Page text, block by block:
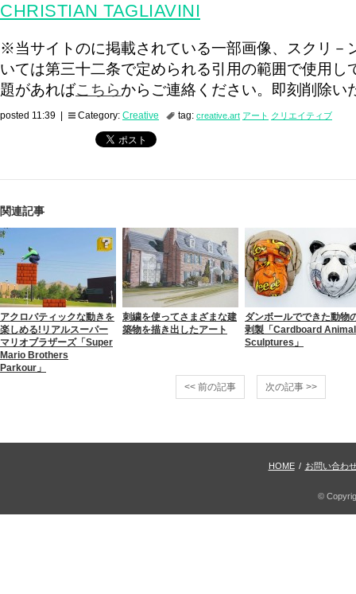
CHRISTIAN TAGLIAVINI
※当サイトのに掲載されている一部画像、スクリ－
いては第三十二条で定められる引用の範囲で使用し
題があればこちらからご連絡ください。即刻削除い
posted 11:39 | Category: Creative tag: creative.art アート クリエイティブ
関連記事
アクロバティックな動きを
楽しめる!リアルスーパー
マリオブラザーズ「Super
Mario Brothers
Parkour」
刺繍を使ってさまざまな建
築物を描き出したアート
ダンボールでできた動物
剥製「Cardboard Animal
Sculptures」
<< 前の記事 次の記事 >>
HOME / お問い合わ
©